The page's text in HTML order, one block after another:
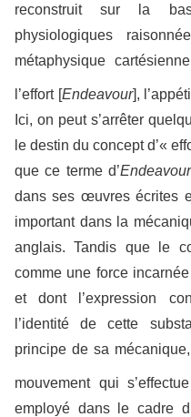
reconstruit sur la
physiologiques
métaphysique
l’effort [Endeavour],
Ici, on peut s’arrêter
le destin du concept d’«
que ce terme d’Endeavour
dans ses œuvres écrites
important dans la
anglais. Tandis que le
comme une force
et dont l’expression
l’identité de cette
principe de sa
mouvement qui
employé dans le cadre